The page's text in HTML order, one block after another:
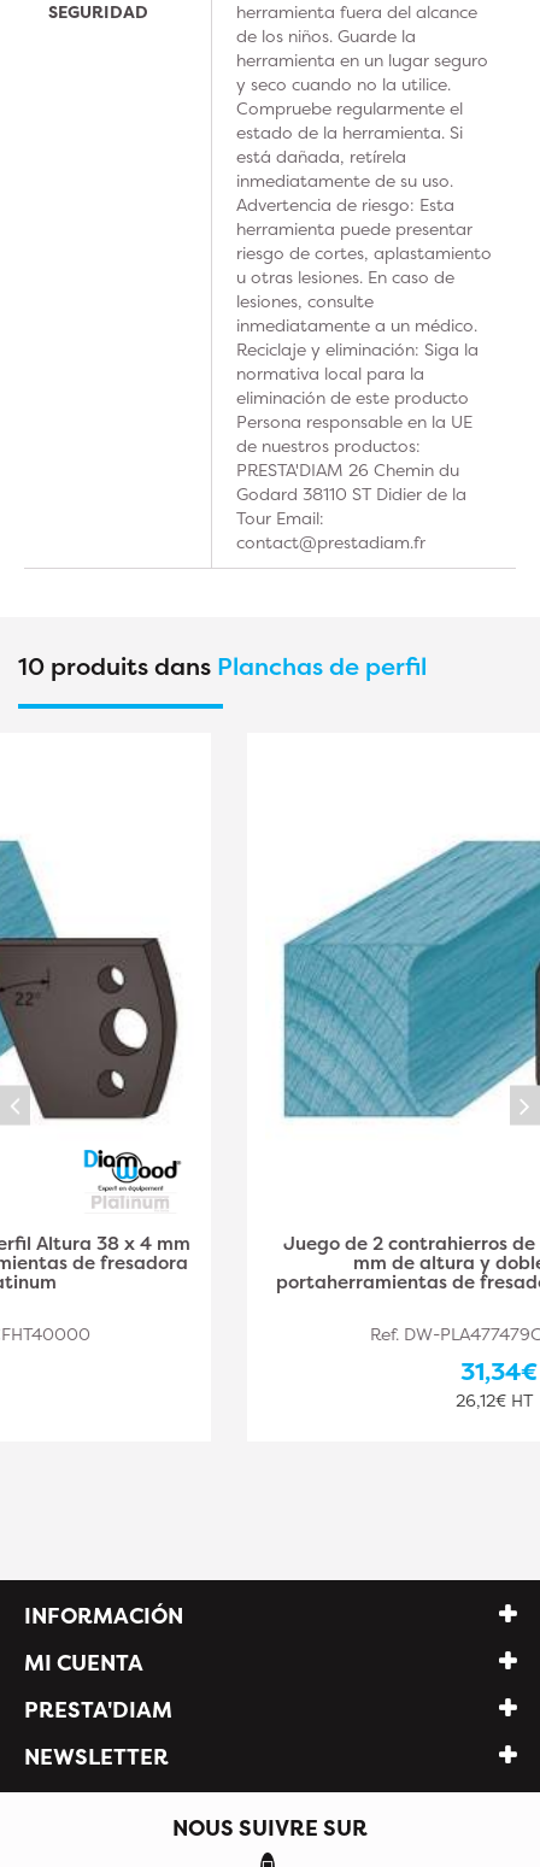
SEGURIDAD
herramienta fuera del alcance
de los niños. Guarde la
herramienta en un lugar seguro
y seco cuando no la utilice.
Compruebe regularmente el
estado de la herramienta. Si
está dañada, retírela
inmediatamente de su uso.
Advertencia de riesgo: Esta
herramienta puede presentar
riesgo de cortes, aplastamiento
u otras lesiones. En caso de
lesiones, consulte
inmediatamente a un médico.
Reciclaje y eliminación: Siga la
normativa local para la
eliminación de este producto
Persona responsable en la UE
de nuestros productos:
PRESTA'DIAM 26 Chemin du
Godard 38110 ST Didier de la
Tour Email:
contact@prestadiam.fr
10 produits dans Planchas de perfil
Juego de 2 contrahierros de perfil A03 de 38 x 4
mm de altura y doble filete para
portaherramientas de fresadora - Diamwood Plat
Ref. DW-PLA477479CFHT40002
INFORMACIÓN
MI CUENTA
PRESTA'DIAM
NEWSLETTER
NOUS SUIVRE SUR